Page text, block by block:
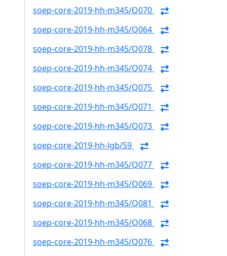
soep-core-2019-hh-m345/Q070
soep-core-2019-hh-m345/Q064
soep-core-2019-hh-m345/Q078
soep-core-2019-hh-m345/Q074
soep-core-2019-hh-m345/Q075
soep-core-2019-hh-m345/Q071
soep-core-2019-hh-m345/Q073
soep-core-2019-hh-lgb/59
soep-core-2019-hh-m345/Q077
soep-core-2019-hh-m345/Q069
soep-core-2019-hh-m345/Q081
soep-core-2019-hh-m345/Q068
soep-core-2019-hh-m345/Q076